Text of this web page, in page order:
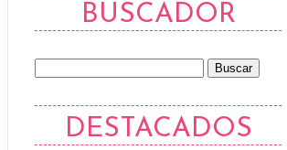
BUSCADOR
DESTACADOS